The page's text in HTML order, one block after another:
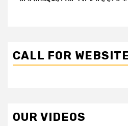
CALL FOR
OUR VIDEOS